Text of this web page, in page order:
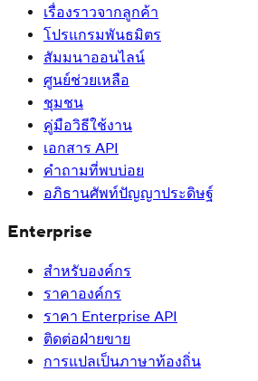
เรื่องราวจากลูกค้า
โปรแกรมพันธมิตร
สัมมนาออนไลน์
ศูนย์ช่วยเหลือ
ชุมชน
คู่มือวิธีใช้งาน
เอกสาร API
คำถามที่พบบ่อย
อภิธานศัพท์ปัญญาประดิษฐ์
Enterprise
สำหรับองค์กร
ราคาองค์กร
ราคา Enterprise API
ติดต่อฝ่ายขาย
การแปลเป็นภาษาท้องถิ่น